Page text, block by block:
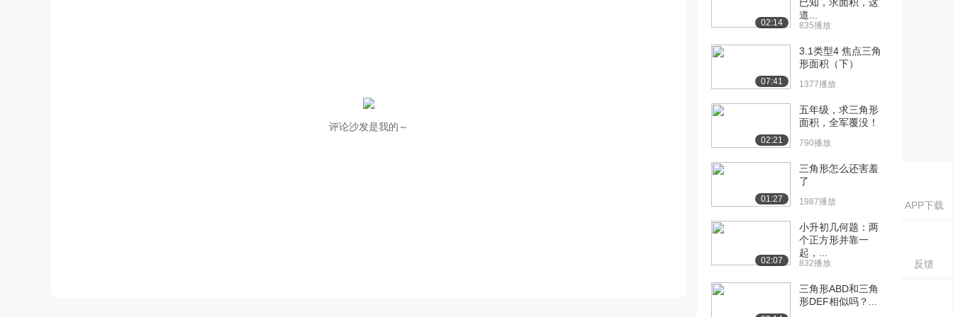
APP下载
反馈
评论沙发是我的～
02:14
道...
835播放
07:41
3.1类型4 焦点三角
形面积（下）
1377播放
02:21
五年级，求三角形
面积，全军覆没！
790播放
01:27
三角形怎么还害羞
了
1987播放
02:07
小升初几何题：两
个正方形并靠一
起，...
832播放
三角形ABD和三角
形DEF相似吗？...